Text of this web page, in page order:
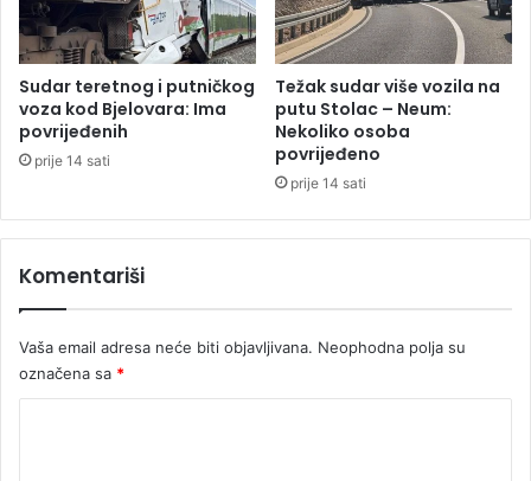
k
o
j
:
i
t
i
č
e
t
a
r
a
ć
Sudar teretnog i putničkog
voza kod Bjelovara: Ima
povrijeđenih
prije 14 sati
Težak sudar više vozila na
putu Stolac – Neum:
Nekoliko osoba
povrijeđeno
prije 14 sati
Komentariši
Vaša email adresa neće biti objavljivana. Neophodna polja su
označena sa *